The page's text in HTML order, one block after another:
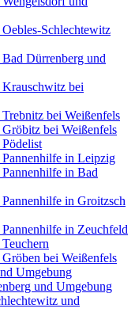
Schlechtewitz
Dürrenberg und
bei
bei Weißenfels
bei Weißenfels
in Leipzig
in Bad
in Groitzsch
in Zeuchfeld
bei Weißenfels
Umgebung
und Umgebung
und